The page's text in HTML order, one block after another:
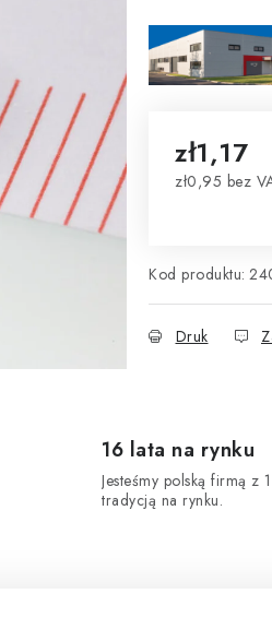
zł1,17
zł0,95 bez
Kod produktu:
Druk
16 lata na rynku
Jesteśmy polską firmą z
tradycją na rynku.